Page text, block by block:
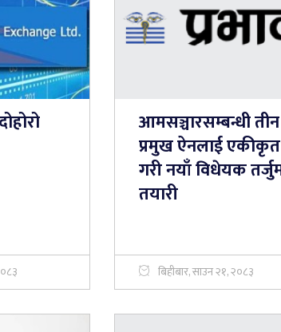
आमसञ्चारसम्बन्धी तीन
प्रमुख ऐनलाई एकीकृत
गरी नयाँ विधेयक
तयारी
बिहीबार, साउन २१, २०८३